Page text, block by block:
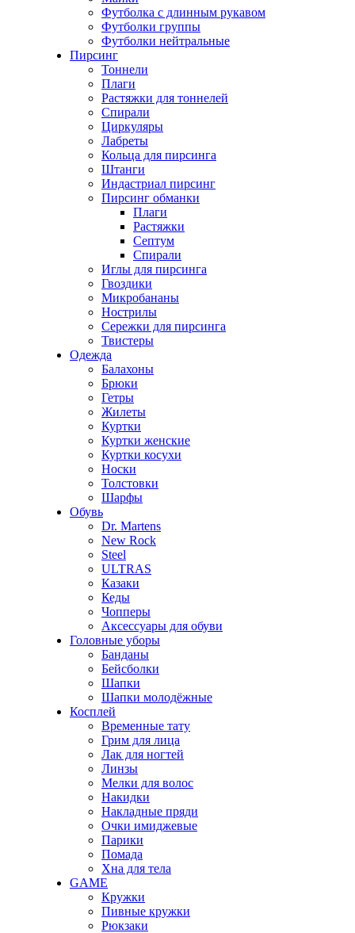
Футболка с длинным рукавом
Футболки группы
Футболки нейтральные
Пирсинг
Тоннели
Плаги
Растяжки для тоннелей
Спирали
Циркуляры
Лабреты
Кольца для пирсинга
Штанги
Индастриал пирсинг
Пирсинг обманки
Плаги
Растяжки
Септум
Спирали
Иглы для пирсинга
Гвоздики
Микробананы
Нострилы
Сережки для пирсинга
Твистеры
Одежда
Балахоны
Брюки
Гетры
Жилеты
Куртки
Куртки женские
Куртки косухи
Носки
Толстовки
Шарфы
Обувь
Dr. Martens
New Rock
Steel
ULTRAS
Казаки
Кеды
Чопперы
Аксессуары для обуви
Головные уборы
Банданы
Бейсболки
Шапки
Шапки молодёжные
Косплей
Временные тату
Грим для лица
Лак для ногтей
Линзы
Мелки для волос
Накидки
Накладные пряди
Очки имиджевые
Парики
Помада
Хна для тела
GAME
Кружки
Пивные кружки
Рюкзаки